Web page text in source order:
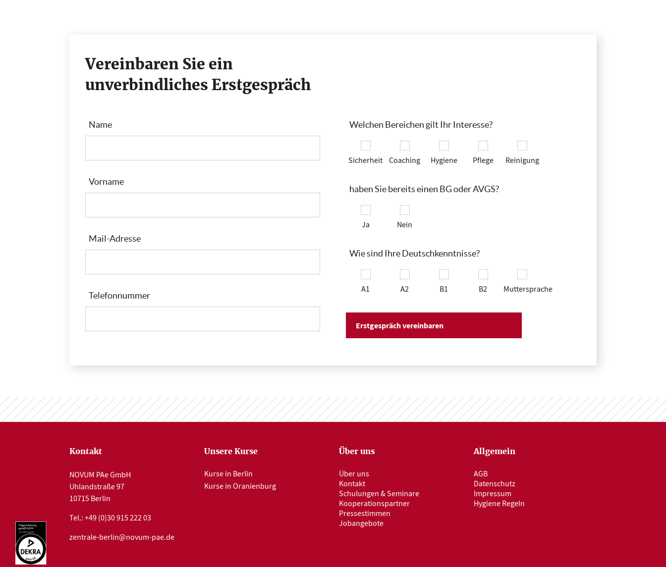
Vereinbaren Sie ein
unverbindliches Erstgespräch
Name
Vorname
Mail-Adresse
Telefonnummer
Welchen Bereichen gilt Ihr Interesse?
Sicherheit Coaching Hygiene Pflege Reinigung
haben Sie bereits einen BG oder AVGS?
Ja Nein
Wie sind Ihre Deutschkenntnisse?
A1 A2 B1 B2 Muttersprache
Kontakt
NOVUM PAe GmbH
Uhlandstraße 97
10715 Berlin
Tel.: +49 (0)30 915 222 03
zentrale-berlin@novum-pae.de
Unsere Kurse
Kurse in Berlin
Kurse in Oranienburg
Über uns
Über uns
Kontakt
Schulungen & Seminare
Kooperationspartner
Pressestimmen
Jobangebote
Allgemein
AGB
Datenschutz
Impressum
Hygiene Regeln